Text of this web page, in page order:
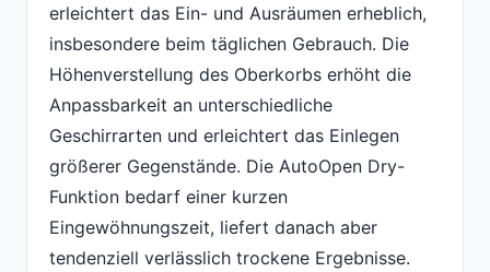
erleichtert das Ein- und Ausräumen erheblich,
insbesondere beim täglichen Gebrauch. Die
Höhenverstellung des Oberkorbs erhöht die
Anpassbarkeit an unterschiedliche
Geschirrarten und erleichtert das Einlegen
größerer Gegenstände. Die AutoOpen Dry-
Funktion bedarf einer kurzen
Eingewöhnungszeit, liefert danach aber
tendenziell verlässlich trockene Ergebnisse.